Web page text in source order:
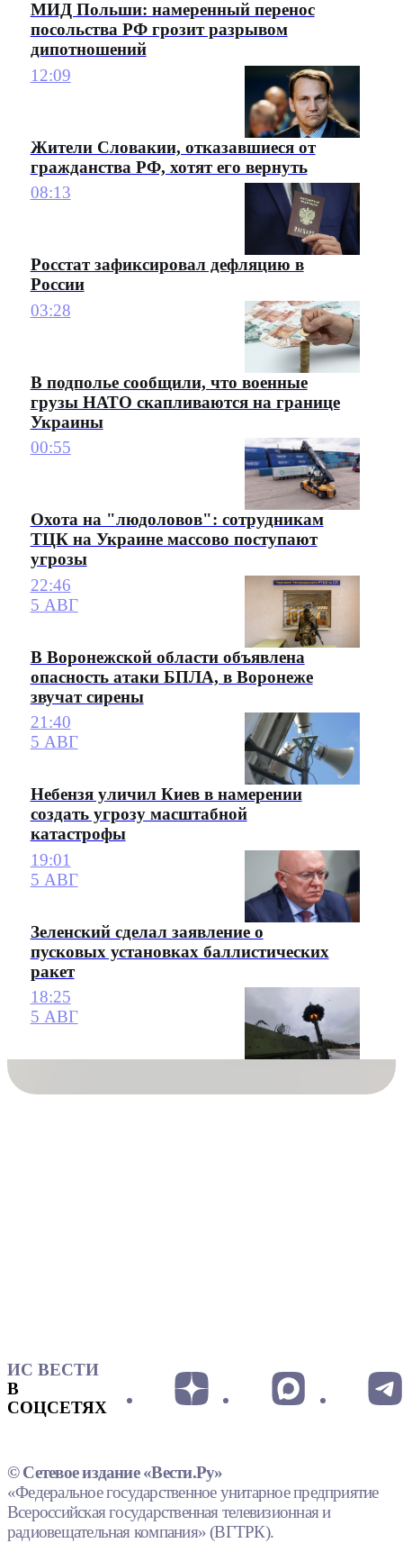
МИД Польши: намеренный перенос
посольства РФ грозит разрывом
дипотношений
12:09
Жители Словакии, отказавшиеся от
гражданства РФ, хотят его вернуть
08:13
Росстат зафиксировал дефляцию в
России
03:28
В подполье сообщили, что военные
грузы НАТО скапливаются на границе
Украины
00:55
Охота на "людоловов": сотрудникам
ТЦК на Украине массово поступают
угрозы
22:46
5 АВГ
В Воронежской области объявлена
опасность атаки БПЛА, в Воронеже
звучат сирены
21:40
5 АВГ
Небензя уличил Киев в намерении
создать угрозу масштабной
катастрофы
19:01
5 АВГ
Зеленский сделал заявление о
пусковых установках баллистических
ракет
18:25
5 АВГ
ИС ВЕСТИ
В
СОЦСЕТЯХ
© Сетевое издание «Вести.Ру»
«Федеральное государственное унитарное предприятие
Всероссийская государственная телевизионная и
радиовещательная компания» (ВГТРК).